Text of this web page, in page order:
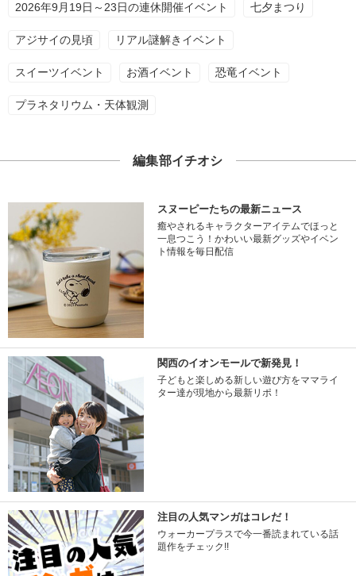
2026年9月19日～23日の連休開催イベント 七夕まつり
アジサイの見頃 リアル謎解きイベント
スイーツイベント お酒イベント 恐竜イベント
プラネタリウム・天体観測
編集部イチオシ
スヌーピーたちの最新ニュース
癒やされるキャラクターアイテムでほっと
一息つこう！かわいい最新グッズやイベン
ト情報を毎日配信
関西のイオンモールで新発見！
子どもと楽しめる新しい遊び方をママライ
ター達が現地から最新リポ！
注目の人気マンガはコレだ！
ウォーカープラスで今一番読まれている話
題作をチェック!!